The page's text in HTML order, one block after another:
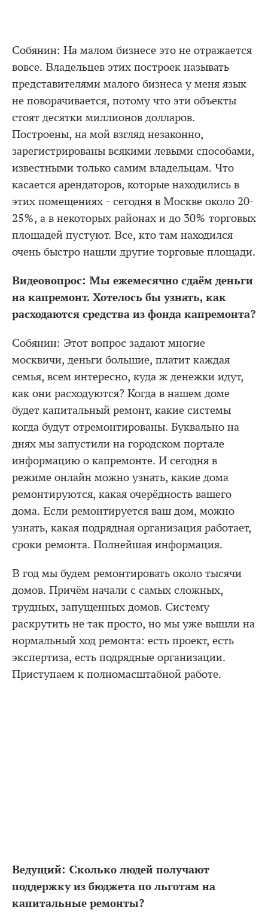
Собянин: На малом бизнесе это не отражается
вовсе. Владельцев этих построек называть
представителями малого бизнеса у меня язык
не поворачивается, потому что эти объекты
стоят десятки миллионов долларов.
Построены, на мой взгляд незаконно,
зарегистрированы всякими левыми способами,
известными только самим владельцам. Что
касается арендаторов, которые находились в
этих помещениях - сегодня в Москве около 20-
25%, а в некоторых районах и до 30% торговых
площадей пустуют. Все, кто там находился
очень быстро нашли другие торговые площади.
Видеовопрос: Мы ежемесячно сдаём деньги
на капремонт. Хотелось бы узнать, как
расходаются средства из фонда капремонта?
Собянин: Этот вопрос задают многие
москвичи, деньги большие, платит каждая
семья, всем интересно, куда ж денежки идут,
как они расходуются? Когда в нашем доме
будет капитальный ремонт, какие системы
когда будут отремонтированы. Буквально на
днях мы запустили на городском портале
информацию о капремонте. И сегодня в
режиме онлайн можно узнать, какие дома
ремонтируются, какая очерёдность вашего
дома. Если ремонтируется ваш дом, можно
узнать, какая подрядная организация работает,
сроки ремонта. Полнейшая информация.
В год мы будем ремонтировать около тысячи
домов. Причём начали с самых сложных,
трудных, запущенных домов. Систему
раскрутить не так просто, но мы уже вышли на
нормальный ход ремонта: есть проект, есть
экспертиза, есть подрядные организации.
Приступаем к полномасштабной работе.
Ведущий: Сколько людей получают
поддержку из бюджета по льготам на
капитальные ремонты?